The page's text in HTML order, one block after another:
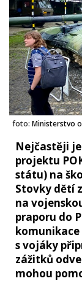
foto: Ministerstvo
Nejčastěji
projektu
státu) na
Stovky dětí
na
praporu do
s vojáky
zážitků
mohou